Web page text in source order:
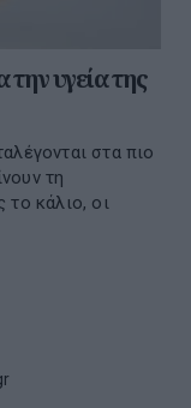
την υγεία της
στα πιο
τη
το κάλιο, οι